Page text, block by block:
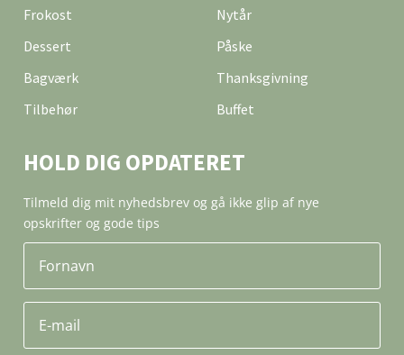
Frokost
Dessert
Bagværk
Tilbehør
Nytår
Påske
Thanksgivning
Buffet
HOLD DIG OPDATERET
Tilmeld dig mit nyhedsbrev og gå ikke glip af nye
opskrifter og gode tips